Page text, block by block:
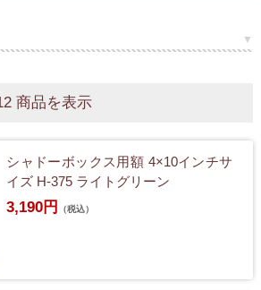
商品を表示
シャドーボックス用額 4×10インチサ
イズ H-375 ライトグリーン
3,190円 （税込）